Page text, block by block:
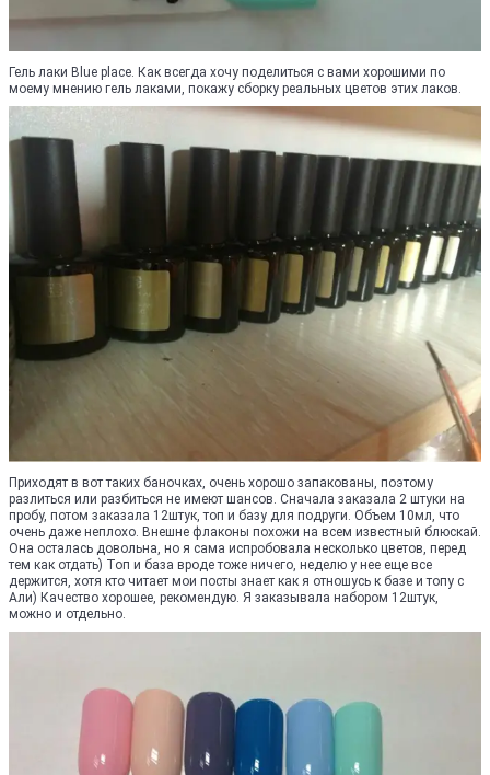
Гель лаки Blue place. Как всегда хочу поделиться с вами хорошими по
моему мнению гель лаками, покажу сборку реальных цветов этих лаков.
Приходят в вот таких баночках, очень хорошо запакованы, поэтому
разлиться или разбиться не имеют шансов. Сначала заказала 2 штуки на
пробу, потом заказала 12штук, топ и базу для подруги. Объем 10мл, что
очень даже неплохо. Внешне флаконы похожи на всем известный блюскай.
Она осталась довольна, но я сама испробовала несколько цветов, перед
тем как отдать) Топ и база вроде тоже ничего, неделю у нее еще все
держится, хотя кто читает мои посты знает как я отношусь к базе и топу с
Али) Качество хорошее, рекомендую. Я заказывала набором 12штук,
можно и отдельно.